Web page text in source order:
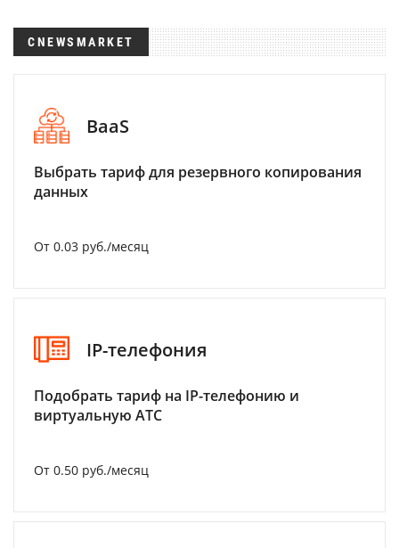
CNEWSMARKET
BaaS
Выбрать тариф для резервного копирования
данных
От 0.03 руб./месяц
IP-телефония
Подобрать тариф на IP-телефонию и
виртуальную АТС
От 0.50 руб./месяц